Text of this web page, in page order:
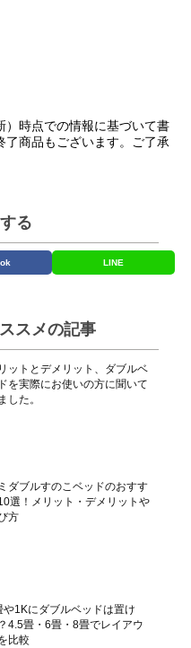
時点での情報に基づいて書
商品もございます。ご了承
る
LINE
スメの記事
ットとデメリット、ダブルベ
を実際にお使いの方に聞いて
した。
ダブルすのこベッドのおすす
選！メリット・デメリットや
方
や1Kにダブルベッドは置け
4.5畳・6畳・8畳でレイアウ
比較